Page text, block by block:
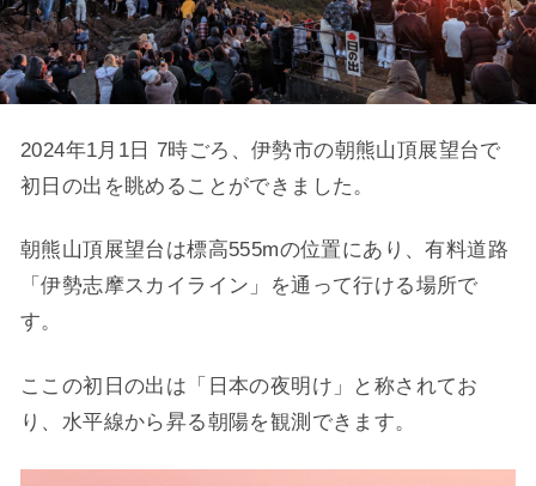
2024年1月1日 7時ごろ、伊勢市の朝熊山頂展望台で
初日の出を眺めることができました。
朝熊山頂展望台は標高555mの位置にあり、有料道路
「伊勢志摩スカイライン」を通って行ける場所で
す。
ここの初日の出は「日本の夜明け」と称されてお
り、水平線から昇る朝陽を観測できます。